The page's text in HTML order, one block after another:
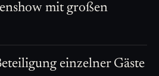
mit großen
einzelner Gäste